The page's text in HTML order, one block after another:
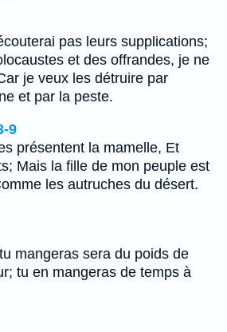
pas leurs supplications;
et des offrandes, je ne
je veux les détruire par
et par la peste.
9
présentent la mamelle, Et
Mais la fille de mon peuple est
les autruches du désert.
mangeras sera du poids de
tu en mangeras de temps à